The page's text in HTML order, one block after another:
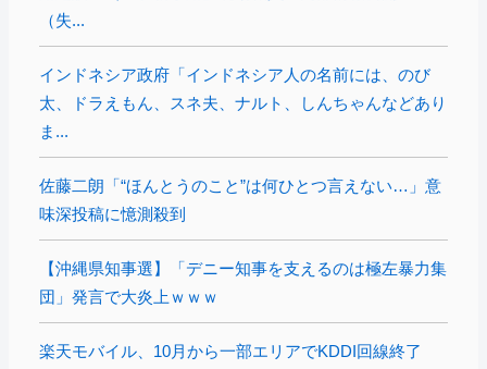
（失...
インドネシア政府「インドネシア人の名前には、のび
太、ドラえもん、スネ夫、ナルト、しんちゃんなどあり
ま...
佐藤二朗「“ほんとうのこと”は何ひとつ言えない…」意
味深投稿に憶測殺到
【沖縄県知事選】「デニー知事を支えるのは極左暴力集
団」発言で大炎上ｗｗｗ
楽天モバイル、10月から一部エリアでKDDI回線終了